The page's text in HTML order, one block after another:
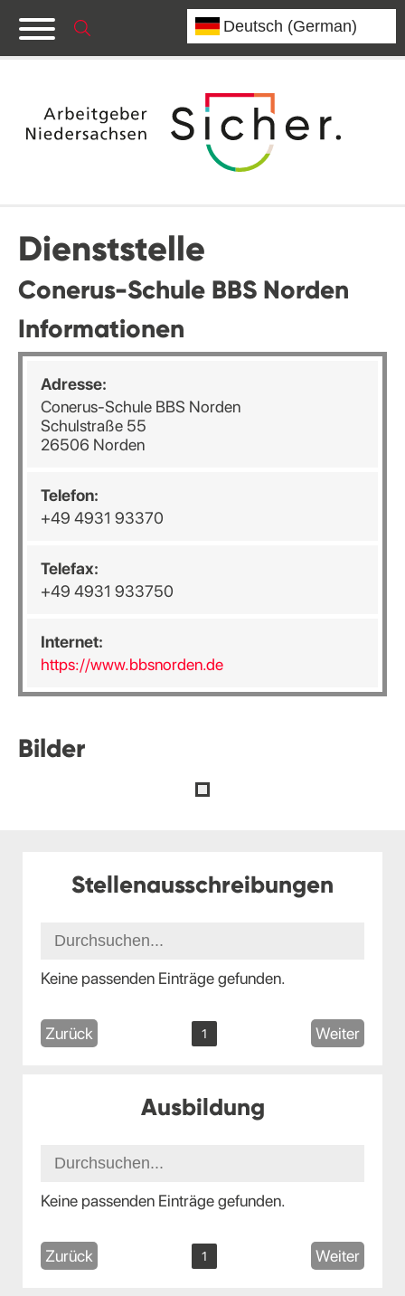
Dienststelle
Conerus-Schule BBS Norden
Informationen
Adresse:
Conerus-Schule BBS Norden
Schulstraße 55
26506 Norden
Telefon:
+49 4931 93370
Telefax:
+49 4931 933750
Internet:
https://www.bbsnorden.de
Bilder
Stellenausschreibungen
Keine passenden Einträge gefunden.
Zurück 1 Weiter
Ausbildung
Keine passenden Einträge gefunden.
Zurück 1 Weiter